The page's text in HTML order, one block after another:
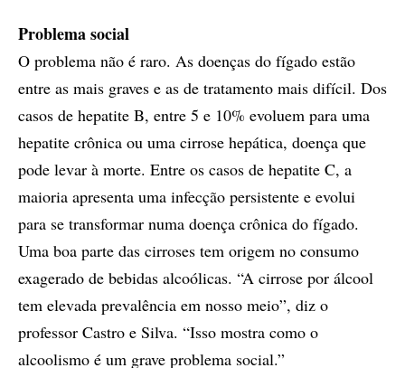
Problema social
O problema não é raro. As doenças do fígado estão
entre as mais graves e as de tratamento mais difícil. Dos
casos de hepatite B, entre 5 e 10% evoluem para uma
hepatite crônica ou uma cirrose hepática, doença que
pode levar à morte. Entre os casos de hepatite C, a
maioria apresenta uma infecção persistente e evolui
para se transformar numa doença crônica do fígado.
Uma boa parte das cirroses tem origem no consumo
exagerado de bebidas alcoólicas. “A cirrose por álcool
tem elevada prevalência em nosso meio”, diz o
professor Castro e Silva. “Isso mostra como o
alcoolismo é um grave problema social.”